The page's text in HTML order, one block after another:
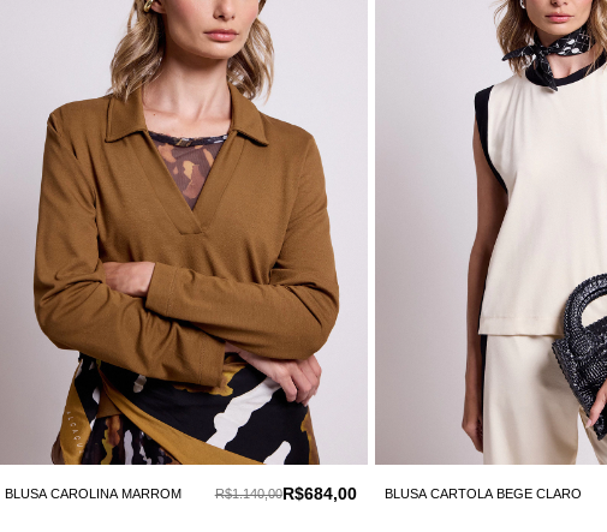
BLUSA CAROLINA MARROM R$684,00
R$1.140,00 BLUSA CARTOLA BEGE CLARO